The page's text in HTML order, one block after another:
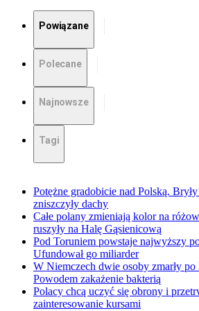
Powiązane
Polecane
Najnowsze
Tagi
Potężne gradobicie nad Polską.
zniszczyły dachy
Całe polany zmieniają kolor na
ruszyły na Halę Gąsienicową
Pod Toruniem powstaje najwyższy
Ufundował go miliarder
W Niemczech dwie osoby zmarły
Powodem zakażenie bakterią
Polacy chcą uczyć się obrony i
zainteresowanie kursami